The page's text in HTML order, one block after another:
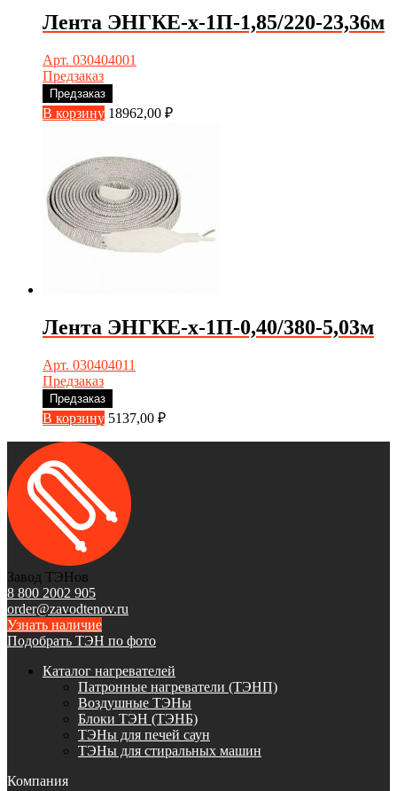
Лента ЭНГКЕ-х-1П-1,85/220-23,36м
Арт. 030404001
Предзаказ
Предзаказ
В корзину 18962,00 ₽
Лента ЭНГКЕ-х-1П-0,40/380-5,03м
Арт. 030404011
Предзаказ
Предзаказ
В корзину 5137,00 ₽
Завод ТЭНов
8 800 2002 905
order@zavodtenov.ru
Узнать наличие
Подобрать ТЭН по фото
Каталог нагревателей
Патронные нагреватели (ТЭНП)
Воздушные ТЭНы
Блоки ТЭН (ТЭНБ)
ТЭНы для печей саун
ТЭНы для стиральных машин
Компания